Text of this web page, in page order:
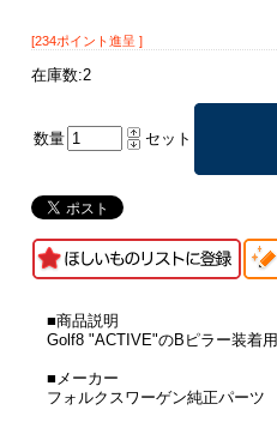
[234ポイント進呈 ]
在庫数:2
数量 セット
■商品説明
Golf8 "ACTIVE"のBピラー装着
■メーカー
フォルクスワーゲン純正パーツ